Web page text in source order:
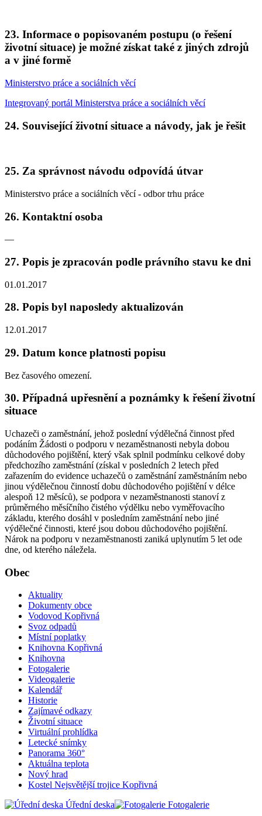
23. Informace o popisovaném postupu (o řešení
životní situace) je možné získat také z jiných zdrojů
a v jiné formě
Ministerstvo práce a sociálních věcí
Integrovaný portál Ministerstva práce a sociálních věcí
24. Související životní situace a návody, jak je řešit
25. Za správnost návodu odpovídá útvar
Ministerstvo práce a sociálních věcí - odbor trhu práce
26. Kontaktní osoba
—
27. Popis je zpracován podle právního stavu ke dni
01.01.2017
28. Popis byl naposledy aktualizován
12.01.2017
29. Datum konce platnosti popisu
Bez časového omezení.
30. Případná upřesnění a poznámky k řešení životní
situace
Uchazeči o zaměstnání, jehož poslední výdělečná činnost před
podáním Žádosti o podporu v nezaměstnanosti nebyla dobou
důchodového pojištění, který však splnil podmínku celkové doby
předchozího zaměstnání (získal v posledních 2 letech před
zařazením do evidence uchazečů o zaměstnání zaměstnáním nebo
jinou výdělečnou činností dobu důchodového pojištění v délce
alespoň 12 měsíců), se podpora v nezaměstnanosti stanoví z
průměrného měsíčního čistého výdělku nebo vyměřovacího
základu, kterého dosáhl v posledním zaměstnání nebo jiné
výdělečné činnosti, které jsou dobou důchodového pojištění.
Nárok na podporu v nezaměstnanosti zaniká uplynutím 5 let ode
dne, od kterého náležela.
Obec
Aktuality
Dokumenty obce
Vodovod Kopřivná
Svoz odpadů
Místní poplatky
Knihovna Kopřivná
Knihovna
Fotogalerie
Videogalerie
Kalendář
Historie
Zajímavé odkazy
Životní situace
Virtuální prohlídka
Letecké snímky
Panorama 360°
Aktuálna teplota
Nový hrad
Kostel Nejsvětější trojice Kopřivná
Úřední deska
Fotogalerie